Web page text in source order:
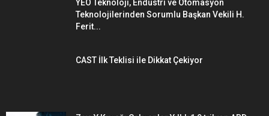
YEO Teknoloji, Endüstri ve Otomasyon
Teknolojilerinden Sorumlu Başkan Vekili H.
Ferit...
CAST İlk Teklisi ile Dikkat Çekiyor